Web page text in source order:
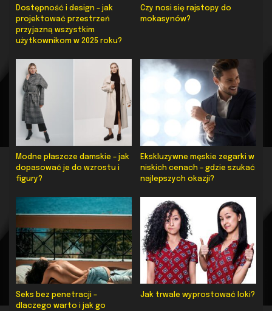
Dostępność i design – jak
projektować przestrzeń
przyjazną wszystkim
użytkownikom w 2025 roku?
Czy nosi się rajstopy do
mokasynów?
Modne płaszcze damskie – jak
dopasować je do wzrostu i
figury?
Ekskluzywne męskie zegarki w
niskich cenach – gdzie szukać
najlepszych okazji?
Seks bez penetracji –
dlaczego warto i jak go
Jak trwale wyprostować loki?